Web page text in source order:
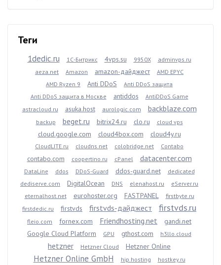
Теги
1dedic.ru 1С-Битрикс 4vps.su 9950X
adminvps.ru
aeza.net
Amazon amazon-дайджест
AMD EPYC
AMD Ryzen 9
Anti DDoS
Anti DDoS защита
Anti DDoS защита в Москве
antiddos
AntiDDoS Game
astracloud.ru
asuka.host aurologic.com backblaze.com
backup beget.ru bitrix24.ru clo.ru cloud vps
cloud.google.com cloud4box.com cloud4y.ru
CloudLITE.ru cloudns.net colobridge.net Contabo
contabo.com coopertino.ru cPanel datacenter.com
DataLine ddos DDoS-Guard ddos-guard.net
dedicated
dediserve.com
DigitalOcean DNS elenahost.ru
eServer.ru
eternalhost.net
eurohoster.org FASTPANEL
firstbyte.ru
firstdedic.ru
firstvds firstvds-дайджест firstvds.ru
fleio.com fornex.com Friendhosting.net
gandi.net
Google Cloud Platform
GPU gthost.com h3llo.cloud
hetzner Hetzner Cloud Hetzner Online
Hetzner Online GmbH hip.hosting
hostkey.ru